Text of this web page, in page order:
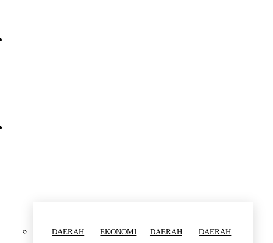
DAERAH EKONOMI DAERAH DAERAH